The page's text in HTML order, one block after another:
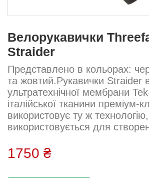
Велорукавички
Straider
Представлено в кольорах:
та жовтий.Рукавички Straider
ультратехнічної мембрани
італійської тканини преміум-
використовує ту ж
використовується для
одягу. Це дозволяє їздити в
дні з належним
1750 ₴